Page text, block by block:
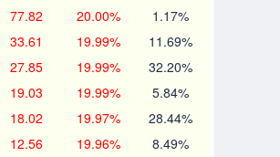
77.82 20.00% 1.17%
33.61 19.99% 11.69%
27.85 19.99% 32.20%
19.03 19.99% 5.84%
18.02 19.97% 28.44%
12.56 19.96% 8.49%